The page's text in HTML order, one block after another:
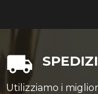
Utilizziamo i